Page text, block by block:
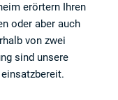
erörtern Ihren
oder aber auch
von zwei
sind unsere